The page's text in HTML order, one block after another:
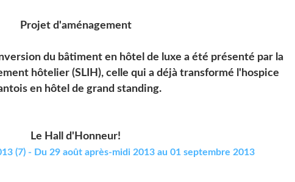
Projet d'aménagement
du bâtiment en hôtel de luxe a été présenté par la
hôtelier (SLIH), celle qui a déjà transformé l'hospice
en hôtel de grand standing.
Le Hall d'Honneur!